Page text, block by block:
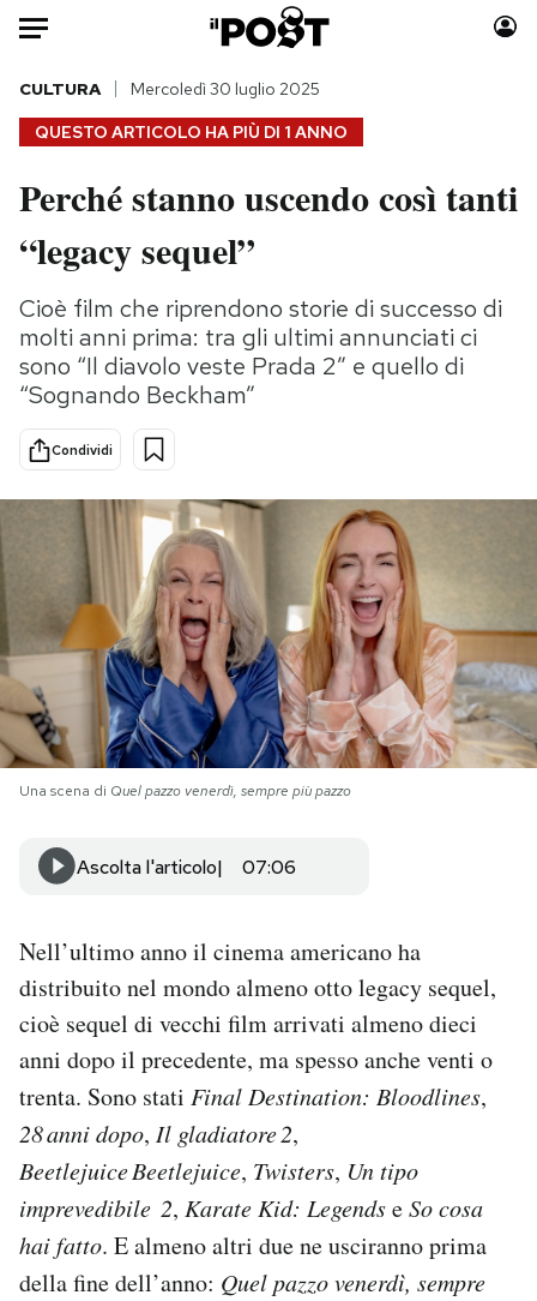
Auto
HOME
Italia
Politica
Tecnologia
Internet
Scienza
Cultura
Economia
Moda
Storie/Idee
Ok Boomer!
Media
PODCAST
NEWSLETTER
I MIEI PREFERITI
AREA PERSONALE
Area Personale
Newsletter
Notifiche mobile
Regala il Post
Esci
QUESTO ARTICOLO HA PIÙ DI 1 ANNO
CULTURA Mercoledì 30 luglio 2025
Perché stanno uscendo così tanti
“legacy sequel”
Cioè film che riprendono storie di successo di
molti anni prima: tra gli ultimi annunciati ci
sono “Il diavolo veste Prada 2” e quello di
“Sognando Beckham”
Condividi
Una scena di Quel pazzo venerdì, sempre più pazzo
Ascolta l'articolo 07:06
Nell’ultimo anno il cinema americano ha
distribuito nel mondo almeno otto legacy sequel,
cioè sequel di vecchi film arrivati almeno dieci
anni dopo il precedente, ma spesso anche venti o
trenta. Sono stati Final Destination: Bloodlines,
28 anni dopo, Il gladiatore 2,
Beetlejuice Beetlejuice, Twisters, Un tipo
imprevedibile 2, Karate Kid: LegendseSo cosa
hai fatto. E almeno altri due ne usciranno prima
della fine dell’anno: Quel pazzo venerdì, sempre